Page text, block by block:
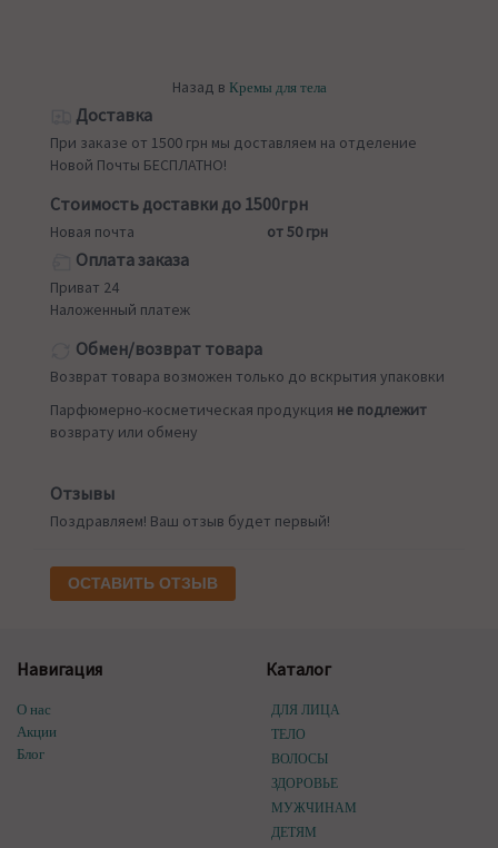
Назад в Кремы для тела
Доставка
При заказе от 1500 грн мы доставляем на отделение
Новой Почты БЕСПЛАТНО!
Стоимость доставки до 1500грн
Новая почта от 50 грн
Оплата заказа
Приват 24
Наложенный платеж
Обмен/возврат товара
Возврат товара возможен только до вскрытия упаковки
Парфюмерно-косметическая продукция не подлежит
возврату или обмену
Отзывы
Поздравляем! Ваш отзыв будет первый!
ОСТАВИТЬ ОТЗЫВ
Навигация
О нас
Акции
Блог
Каталог
ДЛЯ ЛИЦА
ТЕЛО
ВОЛОСЫ
ЗДОРОВЬЕ
МУЖЧИНАМ
ДЕТЯМ